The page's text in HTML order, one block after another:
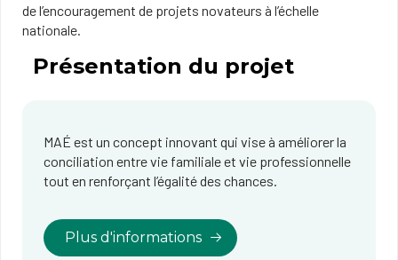
de l’encouragement de projets novateurs à l’échelle
nationale.
Présentation du projet
MAÉ est un concept innovant qui vise à améliorer la
conciliation entre vie familiale et vie professionnelle
tout en renforçant l’égalité des chances.
Plus d'informations